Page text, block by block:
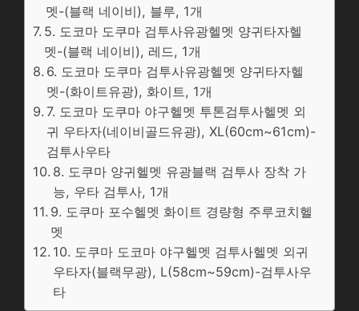
멧-(블랙 네이비), 블루, 1개
5. 도코마 도쿠마 검투사유광헬멧 양귀타자헬
멧-(블랙 네이비), 레드, 1개
6. 도코마 도쿠마 검투사유광헬멧 양귀타자헬
멧-(화이트유광), 화이트, 1개
7. 도코마 도쿠마 야구헬멧 투톤검투사헬멧 외
귀 우타자(네이비골드유광), XL(60cm~61cm)-
검투사우타
8. 도쿠마 양귀헬멧 유광블랙 검투사 장착 가
능, 우타 검투사, 1개
9. 도쿠마 포수헬멧 화이트 경량형 주루코치헬
멧
10. 도쿠마 도코마 야구헬멧 검투사헬멧 외귀
우타자(블랙무광), L(58cm~59cm)-검투사우
타